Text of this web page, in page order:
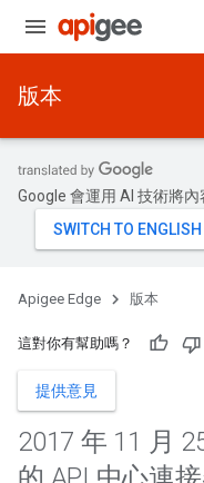
版本
Google 會運用 AI 技術將
Apigee Edge 版本
這對你有幫助嗎？
提供意見
2017 年 11 月